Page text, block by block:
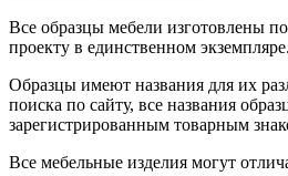
Все образцы мебели изготовлены
проекту в единственном экземпляре.
Образцы имеют названия для их
поиска по сайту, все названия
зарегистрированным товарным
Все мебельные изделия могут